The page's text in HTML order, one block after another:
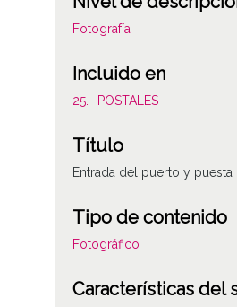
Fotografía
Incluido en
25.- POSTALES
Título
Entrada del puerto y puesta
Tipo de contenido
Fotográfico
Características del